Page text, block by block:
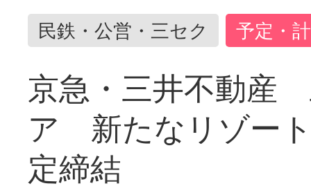
民鉄・公営・三セク 予定・
京急・三井不動産
ア 新たなリゾー
定締結